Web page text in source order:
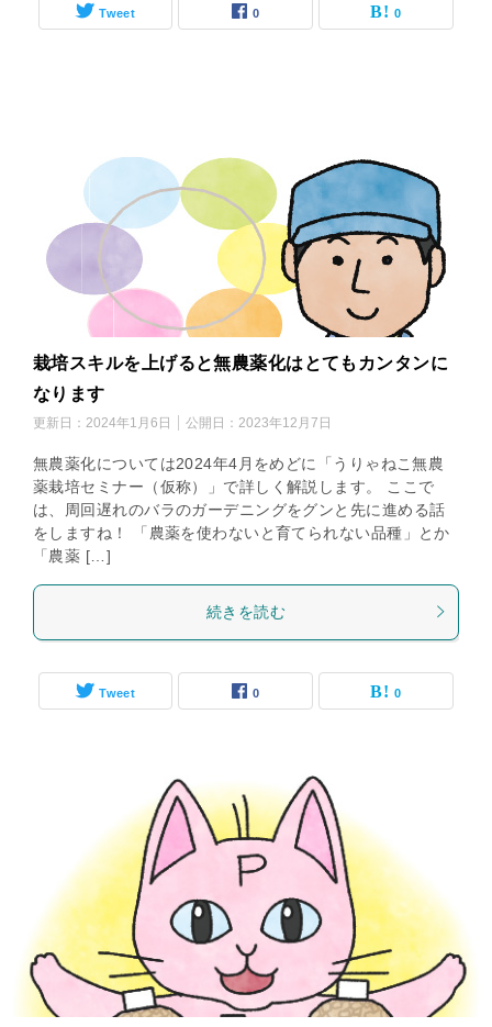
Tweet 0 0
栽培スキルを上げると無農薬化はとてもカンタンに
なります
更新日： 2024年1月6日 公開日： 2023年12月7日
無農薬化については2024年4月をめどに「うりゃねこ無農
薬栽培セミナー（仮称）」で詳しく解説します。 ここで
は、周回遅れのバラのガーデニングをグンと先に進める話
をしますね！ 「農薬を使わないと育てられない品種」とか
「農薬 […]
続きを読む
Tweet 0 0